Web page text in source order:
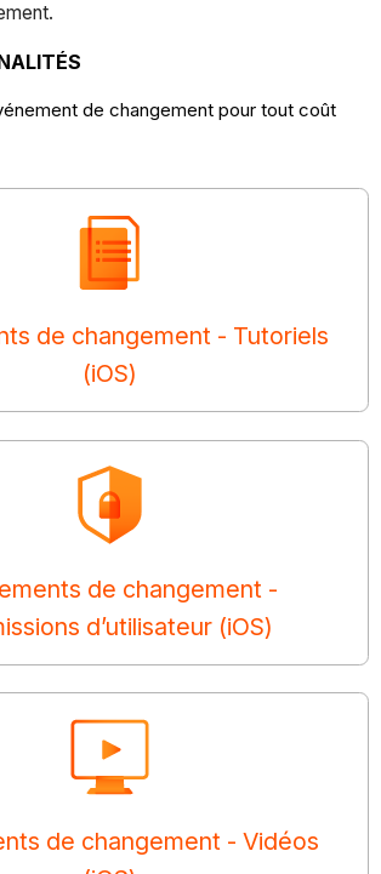
de changement pour tout coût
de changement - Tutoriels
(iOS)
de changement -
d’utilisateur (iOS)
de changement - Vidéos